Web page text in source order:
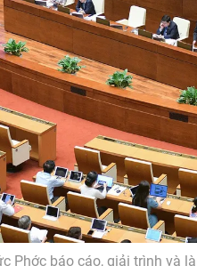
Phớc báo cáo, giải trình và